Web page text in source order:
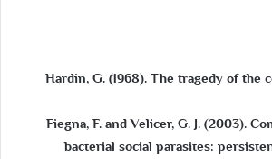
(1) Hardin, G. (1968). The tragedy of
(2) Fiegna, F. and Velicer, G. J. (2003).
bacterial social parasites: